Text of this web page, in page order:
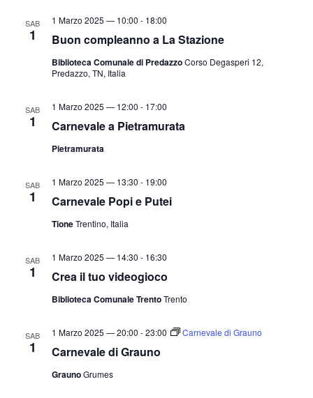
SAB
1 Buon compleanno a La Stazione
1 Marzo 2025 — 10:00 - 18:00
Biblioteca Comunale di PredazzoCorso Degasperi 12,
Predazzo, TN, Italia
SAB
1 Carnevale a Pietramurata
1 Marzo 2025 — 12:00 - 17:00
Pietramurata
SAB
1 Carnevale Popi e Putei
1 Marzo 2025 — 13:30 - 19:00
TioneTrentino, Italia
SAB
1 Crea il tuo videogioco
1 Marzo 2025 — 14:30 - 16:30
Biblioteca Comunale TrentoTrento
SAB
1 Carnevale di Grauno
1 Marzo 2025 — 20:00 -23:00 Carnevale di Grauno
GraunoGrumes